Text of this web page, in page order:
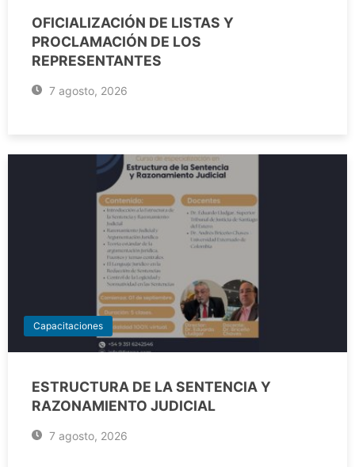
OFICIALIZACIÓN DE LISTAS Y
PROCLAMACIÓN DE LOS
REPRESENTANTES
7 agosto, 2026
Capacitaciones
ESTRUCTURA DE LA SENTENCIA Y
RAZONAMIENTO JUDICIAL
7 agosto, 2026